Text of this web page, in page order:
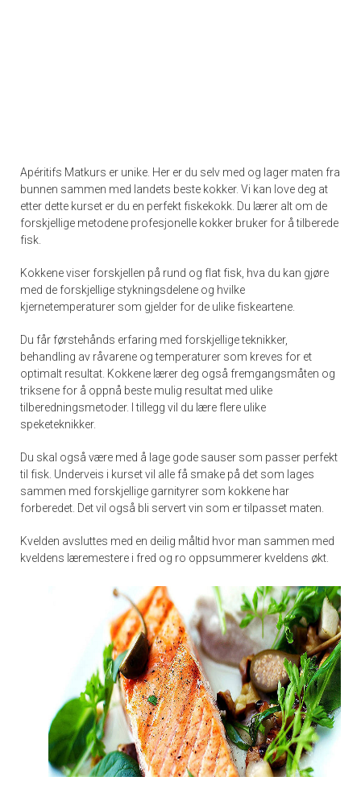
Apéritifs Matkurs er unike. Her er du selv med og lager maten fra
bunnen sammen med landets beste kokker. Vi kan love deg at
etter dette kurset er du en perfekt fiskekokk. Du lærer alt om de
forskjellige metodene profesjonelle kokker bruker for å tilberede
fisk.
Kokkene viser forskjellen på rund og flat fisk, hva du kan gjøre
med de forskjellige stykningsdelene og hvilke
kjernetemperaturer som gjelder for de ulike fiskeartene.
Du får førstehånds erfaring med forskjellige teknikker,
behandling av råvarene og temperaturer som kreves for et
optimalt resultat. Kokkene lærer deg også fremgangsmåten og
triksene for å oppnå beste mulig resultat med ulike
tilberedningsmetoder. I tillegg vil du lære flere ulike
speketeknikker.
Du skal også være med å lage gode sauser som passer perfekt
til fisk. Underveis i kurset vil alle få smake på det som lages
sammen med forskjellige garnityrer som kokkene har
forberedet. Det vil også bli servert vin som er tilpasset maten.
Kvelden avsluttes med en deilig måltid hvor man sammen med
kveldens læremestere i fred og ro oppsummerer kveldens økt.